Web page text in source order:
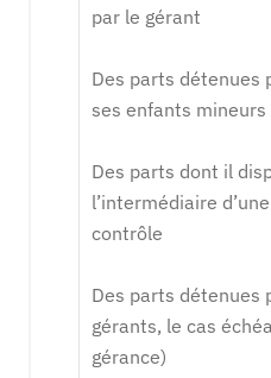
par le gérant
Des parts détenues
ses enfants
Des parts dont il
l’intermédiaire
contrôle
Des parts détenues
gérants, le cas
gérance)